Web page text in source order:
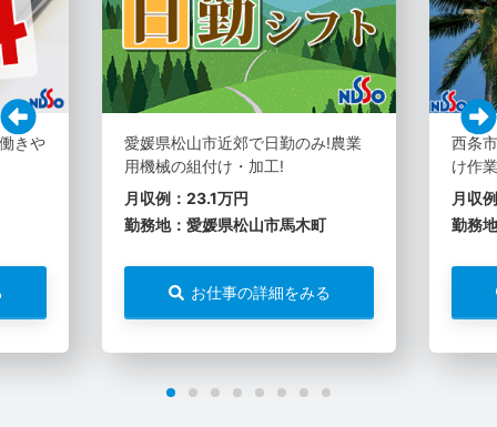
きや
愛媛県松山市近郊で日勤のみ!農業
用機械の組付け・加工!
月収例：23.1万円
勤務地：愛媛県松山市馬木町
お仕事の詳細をみる
西条
け作
月収
勤務